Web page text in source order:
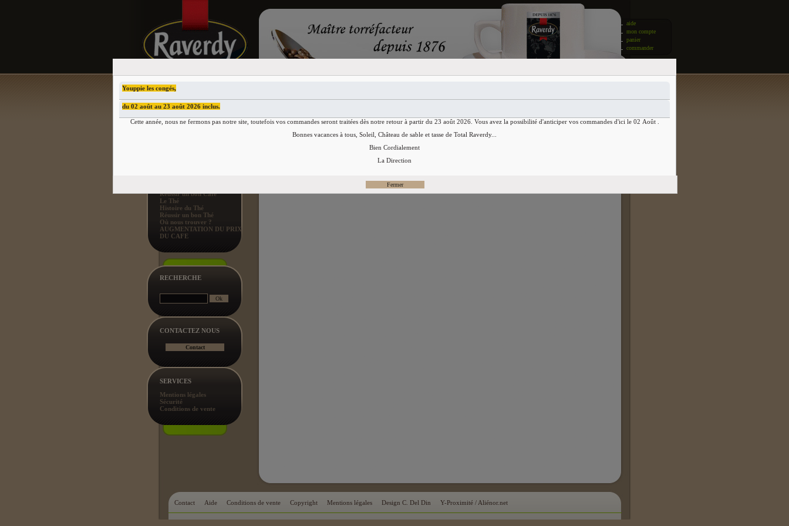
aide
mon compte
panier
commander
QUEL CAFÉ AIMEZ-VOUS
?
Réussir un bon Café
Le Thé
Histoire du Thé
Réussir un bon Thé
Où nous trouver ?
AUGMENTATION DU PRIX
DU CAFE
RECHERCHE
CONTACTEZ NOUS
SERVICES
Mentions légales
Sécurité
Conditions de vente
Youppie les congés,
du 02 août au 23 août 2026 inclus.
Cette année, nous ne fermons pas notre site, toutefois vos commandes seront traitées dès notre retour à partir du 23 août 2026. Vous avez la possibilité d'anticiper vos commandes d'ici le 02 Août .
Bonnes vacances à tous, Soleil, Château de sable et tasse de Total Raverdy...
Bien Cordialement
La Direction
CHR (Café Hôtel Restaurant)
Contact Aide Conditions de vente Copyright Mentions légales Design C. Del Din Y-Proximité / Aliénor.net